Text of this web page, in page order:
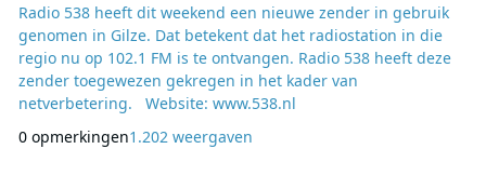
Radio 538 heeft dit weekend een nieuwe zender in gebruik
genomen in Gilze. Dat betekent dat het radiostation in die
regio nu op 102.1 FM is te ontvangen. Radio 538 heeft deze
zender toegewezen gekregen in het kader van
netverbetering. Website: www.538.nl
0 opmerkingen1.202 weergaven